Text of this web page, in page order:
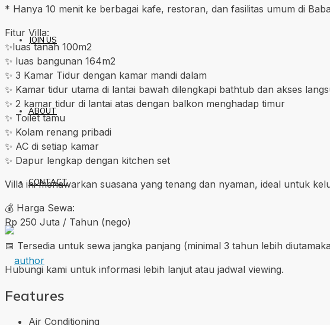
JOIN US
ABOUT
CONTACT
* Hanya 10 menit ke berbagai kafe, restoran, dan fasilitas umum di
Fitur Villa:
✨luas tanah 100m2
✨ luas bangunan 164m2
✨ 3 Kamar Tidur dengan kamar mandi dalam
✨ Kamar tidur utama di lantai bawah dilengkapi bathtub dan akses
✨ 2 kamar tidur di lantai atas dengan balkon menghadap timur
✨ Toilet tamu
✨ Kolam renang pribadi
✨ AC di setiap kamar
✨ Dapur lengkap dengan kitchen set
Villa ini menawarkan suasana yang tenang dan nyaman, ideal untuk
💰 Harga Sewa:
Rp 250 Juta / Tahun (nego)
📅 Tersedia untuk sewa jangka panjang (minimal 3 tahun lebih
Hubungi kami untuk informasi lebih lanjut atau jadwal viewing.
Features
Air Conditioning